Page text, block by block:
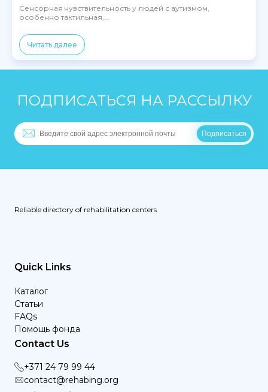
Сенсорная чувствительность у людей с аутизмом,
особенно тактильная,...
Читать далее
ПОДПИСАТЬСЯ НА РАССЫЛКУ
Reliable directory of rehabilitation centers
Quick Links
Каталог
Статьи
FAQs
Помощь фонда
Contact Us
+371 24 79 99 44
contact@rehabing.org